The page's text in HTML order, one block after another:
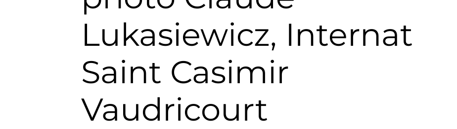
Lukasiewicz, Internat
Saint Casimir
Vaudricourt